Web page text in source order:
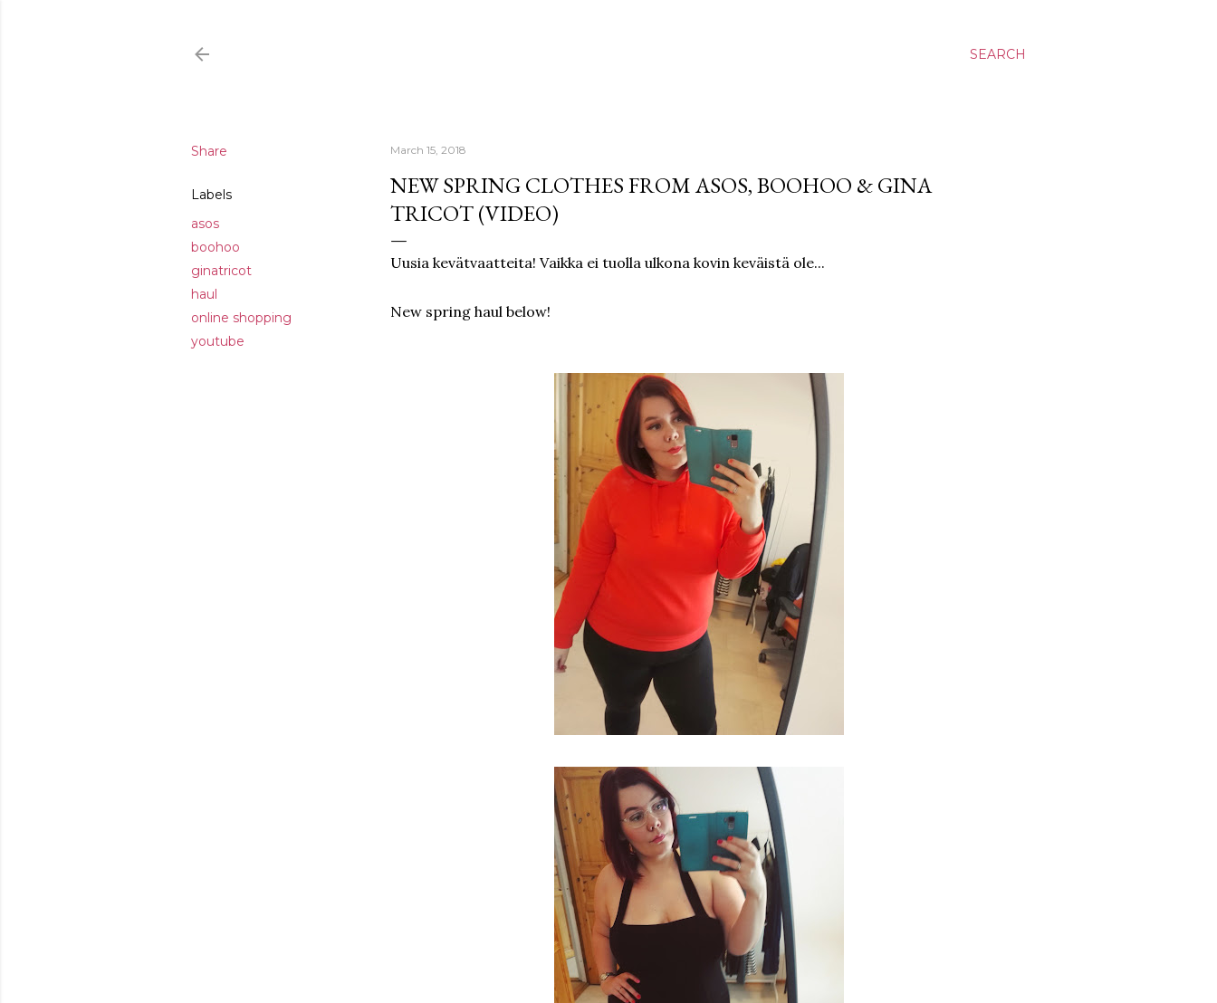
SEARCH
Share
Labels
asos
boohoo
ginatricot
haul
online shopping
youtube
March 15, 2018
NEW SPRING CLOTHES FROM ASOS, BOOHOO & GINA
TRICOT (VIDEO)
Uusia kevätvaatteita! Vaikka ei tuolla ulkona kovin keväistä ole...
New spring haul below!